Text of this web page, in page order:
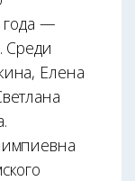
года —
Среди
Елена